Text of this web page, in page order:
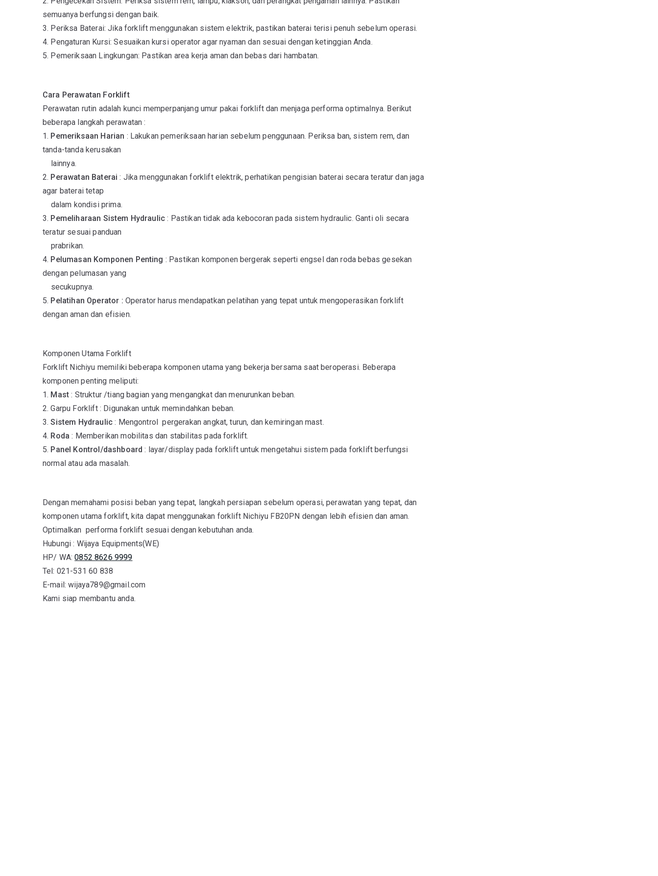
semuanya berfungsi dengan baik.
3. Periksa Baterai: Jika forklift menggunakan sistem elektrik, pastikan baterai terisi penuh sebelum operasi.
4. Pengaturan Kursi: Sesuaikan kursi operator agar nyaman dan sesuai dengan ketinggian Anda.
5. Pemeriksaan Lingkungan: Pastikan area kerja aman dan bebas dari hambatan.
Cara Perawatan Forklift
Perawatan rutin adalah kunci memperpanjang umur pakai forklift dan menjaga performa optimalnya. Berikut
beberapa langkah perawatan :
1. Pemeriksaan Harian : Lakukan pemeriksaan harian sebelum penggunaan. Periksa ban, sistem rem, dan
tanda-tanda kerusakan
lainnya.
2. Perawatan Baterai: Jika menggunakan forklift elektrik, perhatikan pengisian baterai secara teratur dan jaga
agar baterai tetap
dalam kondisi prima.
3. Pemeliharaan Sistem Hydraulic: Pastikan tidak ada kebocoran pada sistem hydraulic. Ganti oli secara
teratur sesuai panduan
prabrikan.
4. Pelumasan Komponen Penting : Pastikan komponen bergerak seperti engsel dan roda bebas gesekan
dengan pelumasan yang
secukupnya.
5. Pelatihan Operator : Operator harus mendapatkan pelatihan yang tepat untuk mengoperasikan forklift
dengan aman dan efisien.
Komponen Utama Forklift
Forklift Nichiyu memiliki beberapa komponen utama yang bekerja bersama saat beroperasi. Beberapa
komponen penting meliputi:
1. Mast: Struktur /tiang bagian yang mengangkat dan menurunkan beban.
2. Garpu Forklift : Digunakan untuk memindahkan beban.
3.Sistem Hydraulic: Mengontrol pergerakan angkat, turun, dan kemiringan mast.
4. Roda: Memberikan mobilitas dan stabilitas pada forklift.
5. Panel Kontrol/dashboard: layar/display pada forklift untuk mengetahui sistem pada forklift berfungsi
normal atau ada masalah.
Dengan memahami posisi beban yang tepat, langkah persiapan sebelum operasi, perawatan yang tepat, dan
komponen utama forklift, kita dapat menggunakan forklift Nichiyu FB20PN dengan lebih efisien dan aman.
Optimalkan performa forklift sesuai dengan kebutuhan anda.
Hubungi : Wijaya Equipments(WE)
HP/ WA:0852 8626 9999
Tel: 021-531 60 838
E-mail: wijaya789@gmail.com
Kami siap membantu anda.